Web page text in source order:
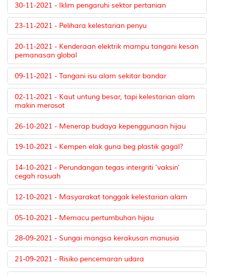
30-11-2021 - Iklim pengaruhi sektor pertanian
23-11-2021 - Pelihara kelestarian penyu
20-11-2021 - Kenderaan elektrik mampu tangani kesan
pemanasan global
09-11-2021 - Tangani isu alam sekitar bandar
02-11-2021 - Kaut untung besar, tapi kelestarian alam
makin merosot
26-10-2021 - Menerap budaya kepenggunaan hijau
19-10-2021 - Kempen elak guna beg plastik gagal?
14-10-2021 - Perundangan tegas intergriti 'vaksin'
cegah rasuah
12-10-2021 - Masyarakat tonggak kelestarian alam
05-10-2021 - Memacu pertumbuhan hijau
28-09-2021 - Sungai mangsa kerakusan manusia
21-09-2021 - Risiko pencemaran udara